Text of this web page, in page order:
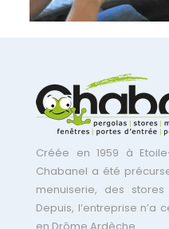
Créée en 1959 à
Chabanel a été
menuiserie, des
Depuis, l’entreprise